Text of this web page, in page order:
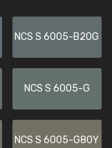
NCS S 6005-B20G
NCS S 6005-G
NCS S 6005-G80Y